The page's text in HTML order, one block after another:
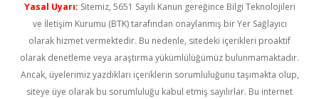
Yasal Uyarı: Sitemiz, 5651 Sayılı Kanun gereğince Bilgi Teknolojileri
ve İletişim Kurumu (BTK) tarafından onaylanmış bir Yer Sağlayıcı
olarak hizmet vermektedir. Bu nedenle, sitedeki içerikleri proaktif
olarak denetleme veya araştırma yükümlülüğümüz bulunmamaktadır.
Ancak, üyelerimiz yazdıkları içeriklerin sorumluluğunu taşımakta olup,
siteye üye olarak bu sorumluluğu kabul etmiş sayılırlar. Bu internet